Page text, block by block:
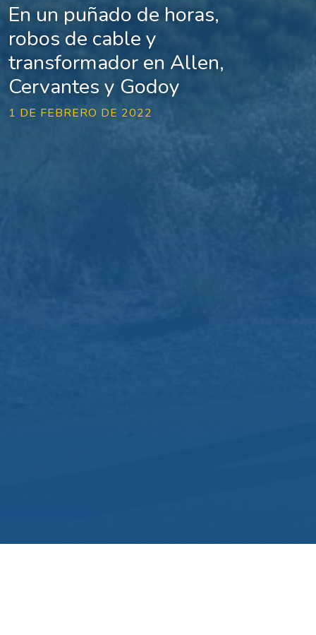
En un puñado de horas,
robos de cable y
transformador en Allen,
Cervantes y Godoy
1 DE FEBRERO DE 2022